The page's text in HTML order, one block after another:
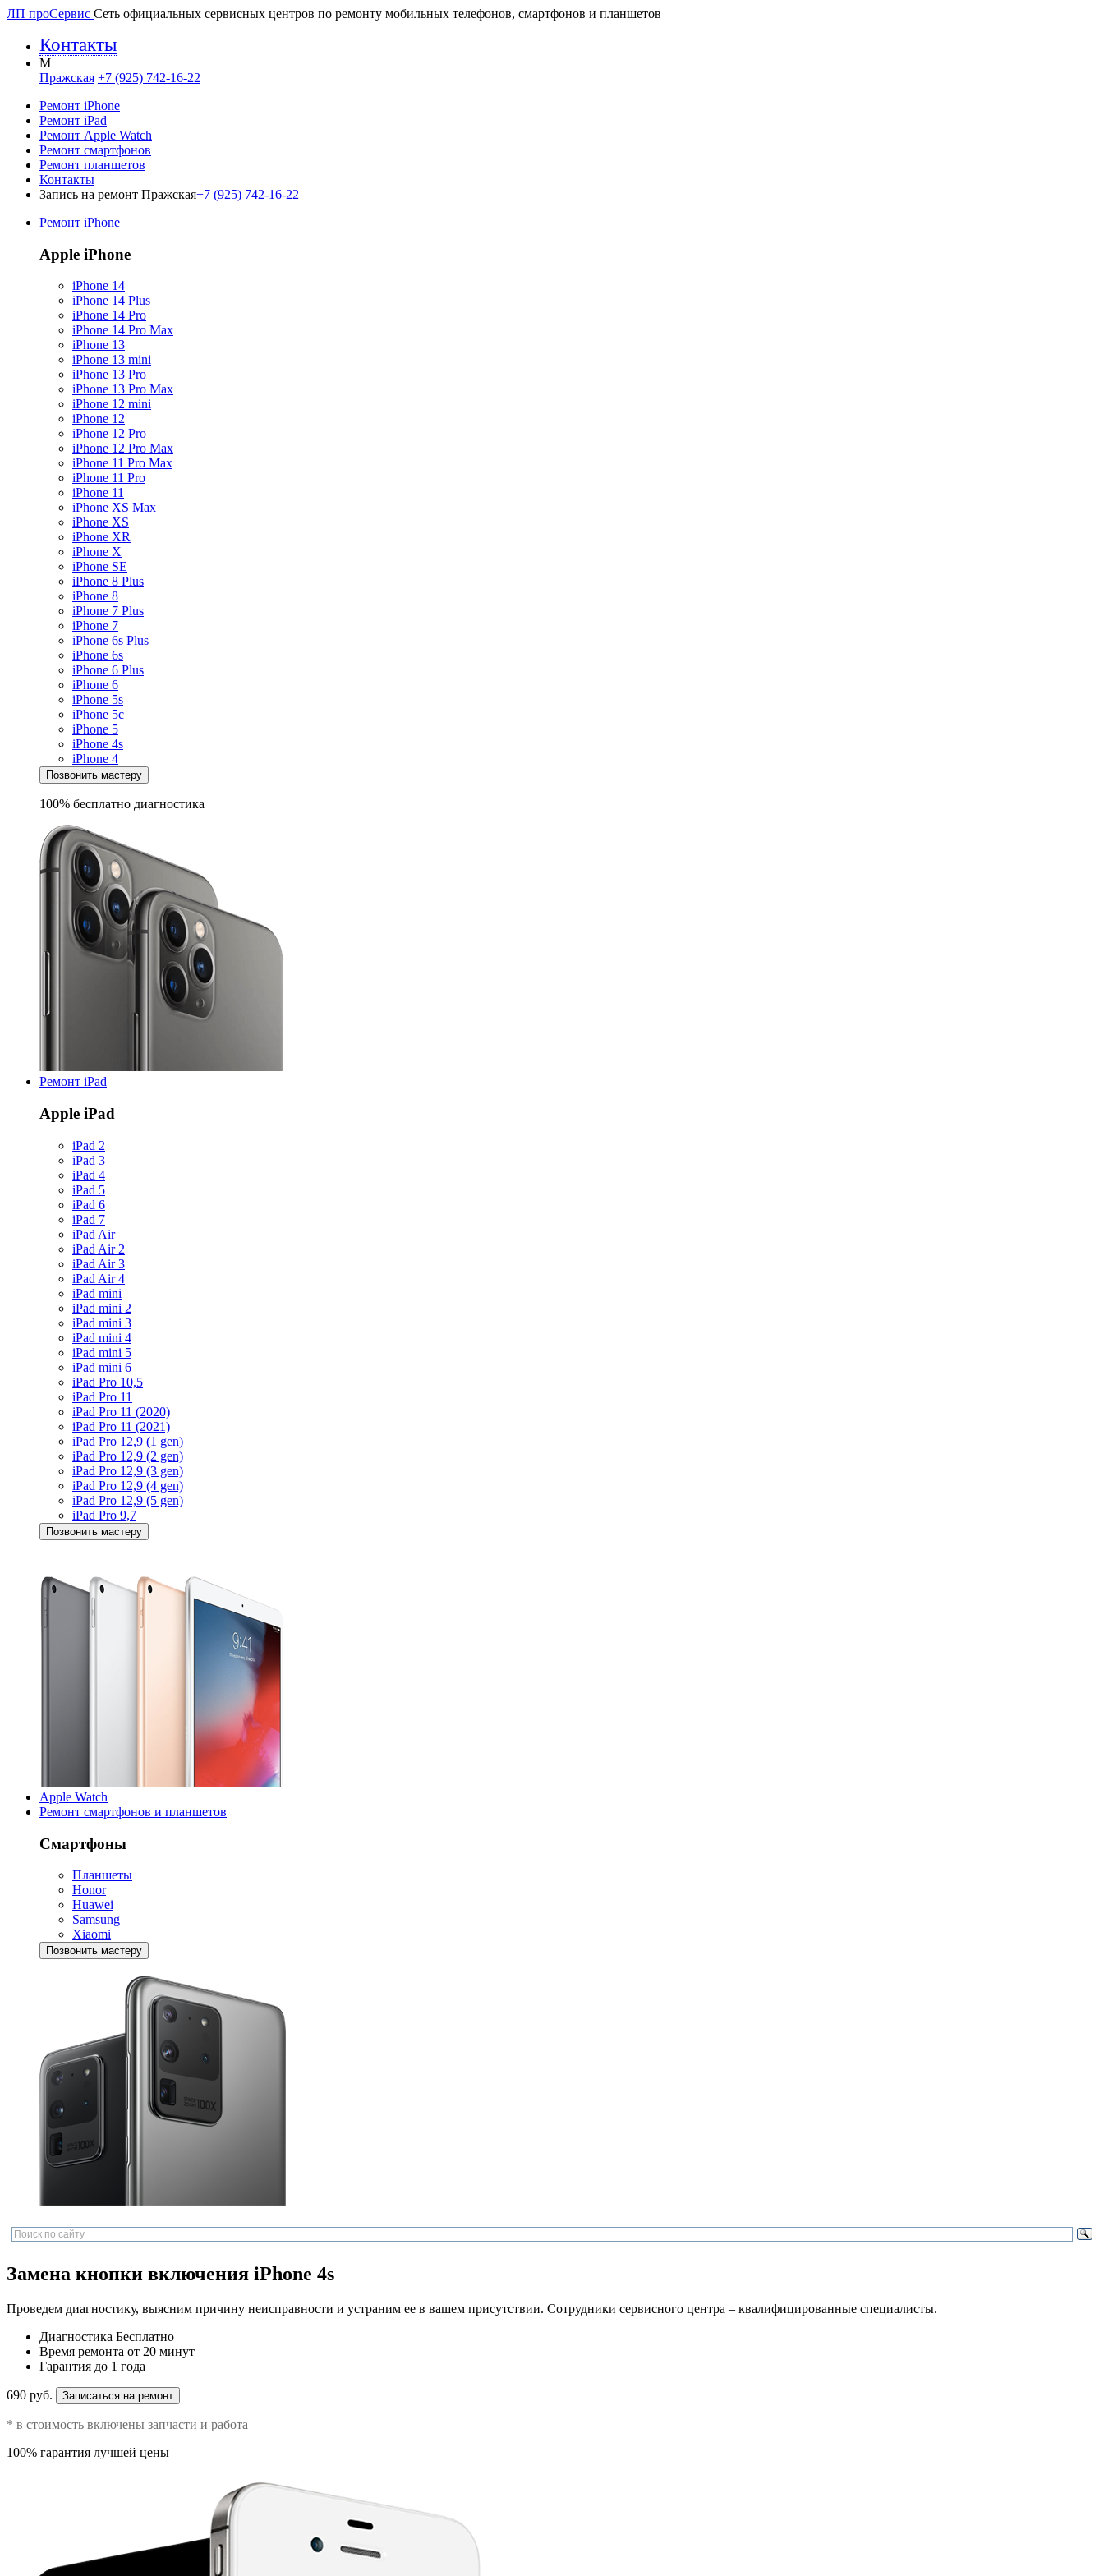
ЛП проСервис Сеть официальных сервисных центров по ремонту мобильных телефонов, смартфонов и планшетов
Контакты
M
Пражская +7 (925) 742-16-22
Ремонт iPhone
Ремонт iPad
Ремонт Apple Watch
Ремонт смартфонов
Ремонт планшетов
Контакты
Запись на ремонт Пражская+7 (925) 742-16-22
Ремонт iPhone
Apple iPhone
iPhone 14
iPhone 14 Plus
iPhone 14 Pro
iPhone 14 Pro Max
iPhone 13
iPhone 13 mini
iPhone 13 Pro
iPhone 13 Pro Max
iPhone 12 mini
iPhone 12
iPhone 12 Pro
iPhone 12 Pro Max
iPhone 11 Pro Max
iPhone 11 Pro
iPhone 11
iPhone XS Max
iPhone XS
iPhone XR
iPhone X
iPhone SE
iPhone 8 Plus
iPhone 8
iPhone 7 Plus
iPhone 7
iPhone 6s Plus
iPhone 6s
iPhone 6 Plus
iPhone 6
iPhone 5s
iPhone 5c
iPhone 5
iPhone 4s
iPhone 4
Позвонить мастеру
100% бесплатно диагностика
Ремонт iPad
Apple iPad
iPad 2
iPad 3
iPad 4
iPad 5
iPad 6
iPad 7
iPad Air
iPad Air 2
iPad Air 3
iPad Air 4
iPad mini
iPad mini 2
iPad mini 3
iPad mini 4
iPad mini 5
iPad mini 6
iPad Pro 10,5
iPad Pro 11
iPad Pro 11 (2020)
iPad Pro 11 (2021)
iPad Pro 12,9 (1 gen)
iPad Pro 12,9 (2 gen)
iPad Pro 12,9 (3 gen)
iPad Pro 12,9 (4 gen)
iPad Pro 12,9 (5 gen)
iPad Pro 9,7
Позвонить мастеру
Apple Watch
Ремонт смартфонов и планшетов
Смартфоны
Планшеты
Honor
Huawei
Samsung
Xiaomi
Позвонить мастеру
Замена кнопки включения iPhone 4s
Проведем диагностику, выясним причину неисправности и устраним ее в вашем присутствии. Сотрудники сервисного центра – квалифицированные специалисты.
Диагностика Бесплатно
Время ремонта от 20 минут
Гарантия до 1 года
690 руб. Записаться на ремонт
* в стоимость включены запчасти и работа
100% гарантия лучшей цены